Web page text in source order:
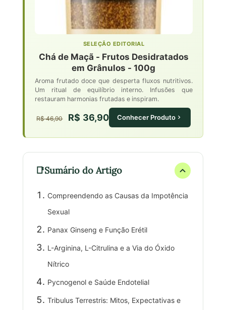
SELEÇÃO EDITORIAL
Chá de Maçã - Frutos Desidratados
em Grânulos - 100g
Aroma frutado doce que desperta fluxos nutritivos.
Um ritual de equilíbrio interno. Infusões que
restauram harmonias frutadas e inspiram.
R$ 46,90 R$ 36,90 Conhecer Produto
Sumário do Artigo
Compreendendo as Causas da Impotência
Sexual
Panax Ginseng e Função Erétil
L-Arginina, L-Citrulina e a Via do Óxido
Nítrico
Pycnogenol e Saúde Endotelial
Tribulus Terrestris: Mitos, Expectativas e